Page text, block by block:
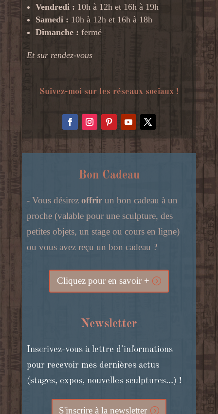
Vendredi : 10h à 12h et 16h à 19h
Samedi : 10h à 12h et 16h à 18h
Dimanche : fermé
Et sur rendez-vous
Suivez-moi sur les réseaux sociaux !
Bon Cadeau
- Vous désirez offrir un bon cadeau à un
proche (valable pour une sculpture, des
petites objets, un stage ou cours en ligne)
ou vous avez reçu un bon cadeau ?
Cliquez pour en savoir +
Newsletter
Inscrivez-vous à lettre d'informations
pour recevoir mes dernières actus
(stages, expos, nouvelles sculptures...) !
S'inscrire à la newsletter